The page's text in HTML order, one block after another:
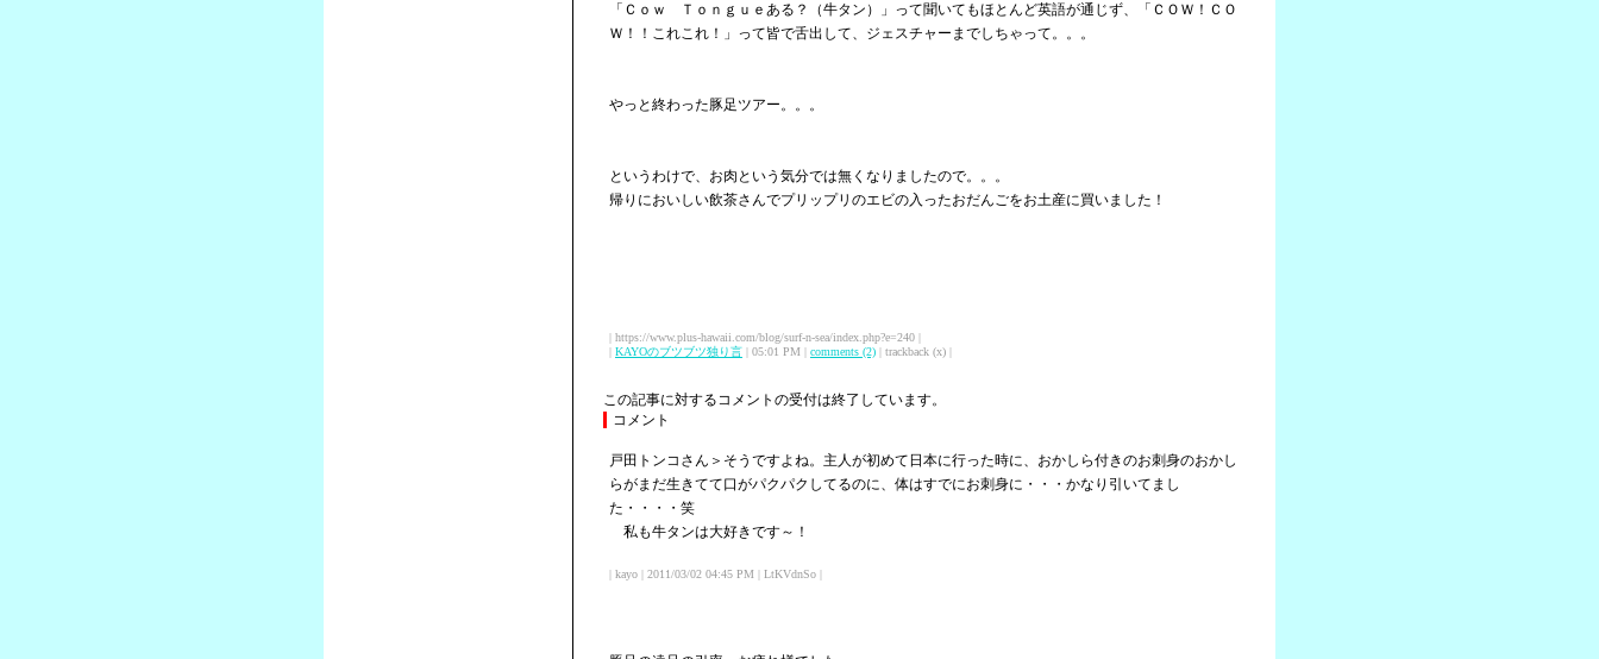
「Ｃｏｗ Ｔｏｎｇｕｅある？（牛タン）」って聞いてもほとんど英語が通じず、「ＣＯＷ！ＣＯ
Ｗ！！これこれ！」って皆で舌出して、ジェスチャーまでしちゃって。。。
やっと終わった豚足ツアー。。。
というわけで、お肉という気分では無くなりましたので。。。
帰りにおいしい飲茶さんでプリップリのエビの入ったおだんごをお土産に買いました！
| https://www.plus-hawaii.com/blog/surf-n-sea/index.php?e=240 |
| KAYOのブツブツ独り言 | 05:01 PM | comments (2) | trackback (x) |
この記事に対するコメントの受付は終了しています。
コメント
戸田トンコさん＞そうですよね。主人が初めて日本に行った時に、おかしら付きのお刺身のおかし
らがまだ生きてて口がパクパクしてるのに、体はすでにお刺身に・・・かなり引いてまし
た・・・・笑
私も牛タンは大好きです～！
| kayo | 2011/03/02 04:45 PM | LtKVdnSo |